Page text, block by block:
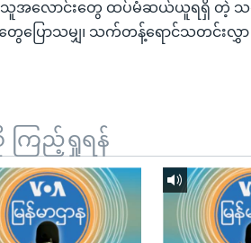
အလောင်းတွေ ထပ်မံဆယ်ယူရရှိ တဲ့ သတင်
တွေပြောသမျှ၊ သက်တန့်ရောင်သတင်း
ကြည့်ရှုရန်